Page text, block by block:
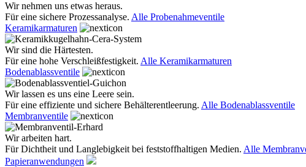
Wir nehmen uns etwas heraus.
Für eine sichere Prozessanalyse. Alle Probenahmeventile
Keramikarmaturen
Wir sind die Härtesten.
Für eine hohe Verschleißfestigkeit. Alle Keramikarmaturen
Bodenablassventile
Wir lassen es uns eine Leere sein.
Für eine effiziente und sichere Behälterentleerung. Alle Bodenablassventile
Membranventile
Wir arbeiten hart.
Für Dichtheit und Langlebigkeit bei feststoffhaltigen Medien. Alle
Papieranwendungen